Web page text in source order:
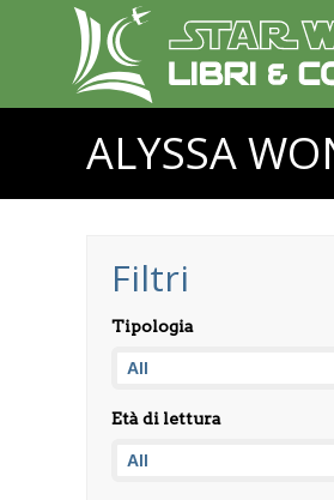
ALYSSA
Filtri
Tipologia
Età di lettura